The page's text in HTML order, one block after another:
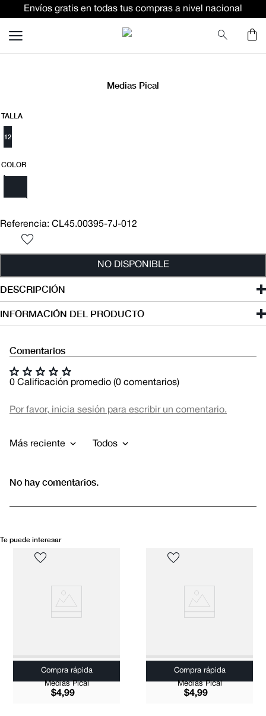
Envíos gratis en todas tus compras a nivel nacional
Medias Pical
TALLA
12
COLOR
Referencia: CL45.00395-7J-012
NO DISPONIBLE
DESCRIPCIÓN
INFORMACIÓN DEL PRODUCTO
Comentarios
0 Calificación promedio (0 comentarios)
Por favor, inicia sesión para escribir un comentario.
Más reciente Todos
No hay comentarios.
Te puede interesar
Compra rápida
Medias Pical
$4,99
Compra rápida
Medias Pical
$4,99
TÉRMINOS MÁS BUSCADOS
terno
corbata
blazer